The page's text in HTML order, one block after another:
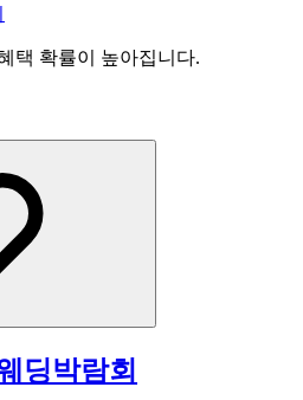
택 확률이 높아집니다.
딩박람회